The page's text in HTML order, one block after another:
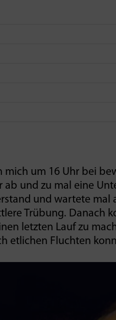
mich um 16 Uhr bei
und zu mal eine
und wartete
Trübung. Danach
letzten Lauf zu
etlichen Fluchten